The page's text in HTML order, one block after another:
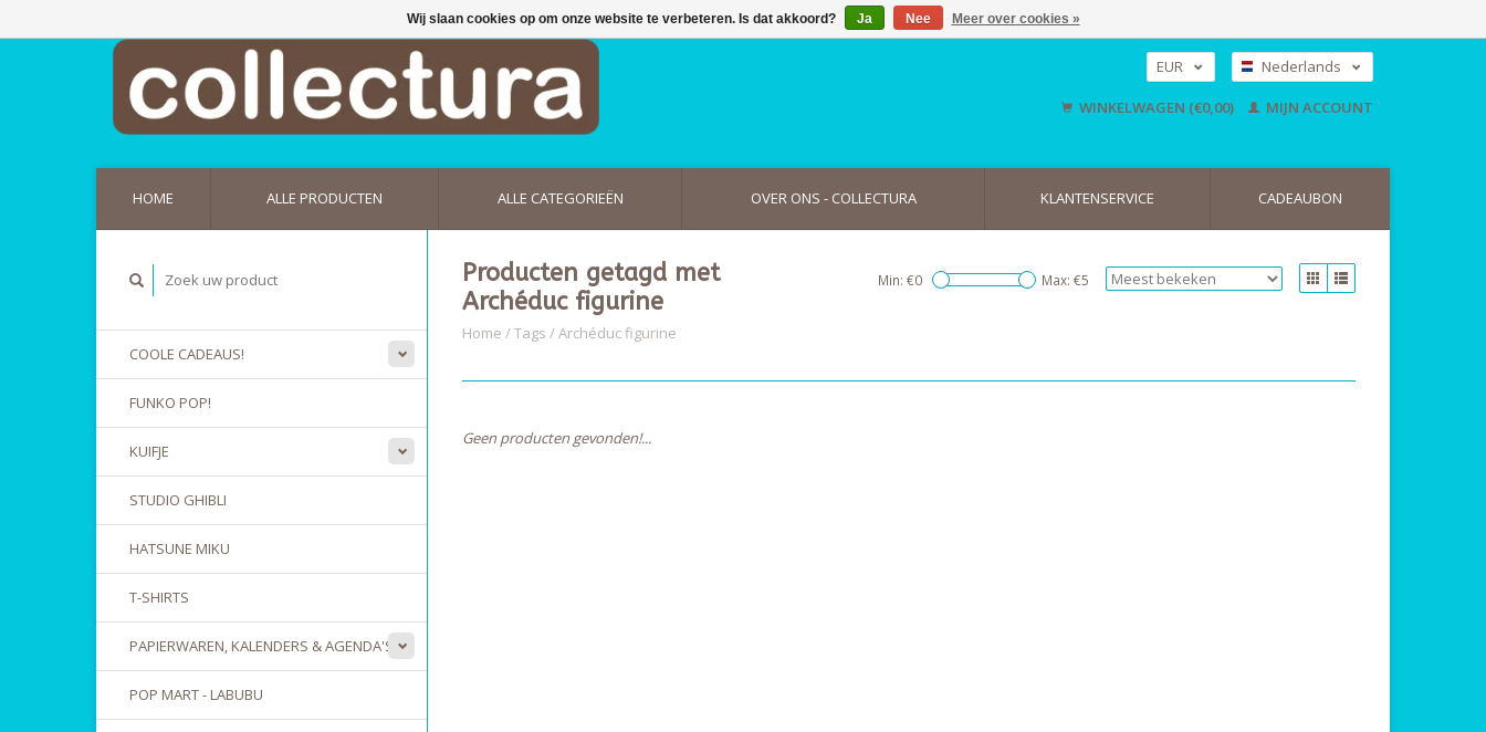
EUR
USD
Nederlands
English
WINKELWAGEN (€0,00) MIJN ACCOUNT
HOME ALLE PRODUCTEN ALLE CATEGORIEËN OVER ONS - COLLECTURA KLANTENSERVICE CADEAUBON
COOLE CADEAUS!
FUNKO POP!
KUIFJE
STUDIO GHIBLI
HATSUNE MIKU
T-SHIRTS
PAPIERWAREN, KALENDERS & AGENDA'S
POP MART - LABUBU
Producten getagd met
Archéduc figurine
Home /Tags /Archéduc figurine
Min: €0 Max: €5
Geen producten gevonden!...
Wij slaan cookies op om onze website te verbeteren. Is dat akkoord? Ja Nee Meer over cookies »